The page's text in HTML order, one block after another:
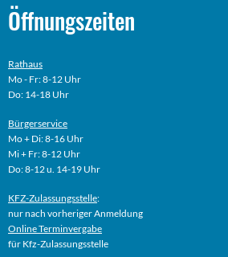
Öffnungszeiten
Rathaus
Mo - Fr: 8-12 Uhr
Do: 14-18 Uhr
Bürgerservice
Mo + Di: 8-16 Uhr
Mi + Fr: 8-12 Uhr
Do: 8-12 u. 14-19 Uhr
KFZ-Zulassungsstelle:
nur nach vorheriger Anmeldung
OnlineTerminvergabe
für Kfz-Zulassungsstelle